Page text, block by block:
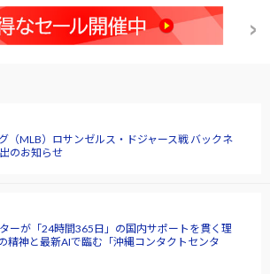
（MLB）ロサンゼルス・ドジャース戦 バックネ
のお知らせ
ーが「24時間365日」の国内サポートを貫く理
精神と最新AIで臨む「沖縄コンタクトセンタ